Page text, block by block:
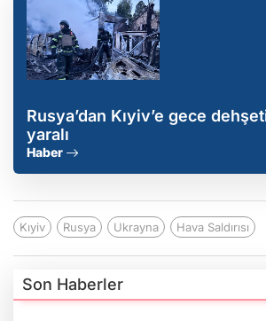
Rusya’dan Kıyiv’e gece
yaralı
Haber
Kıyiv Rusya Ukrayna Hava Saldırısı
Son Haberler